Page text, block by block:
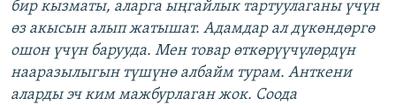
бир кызматы, аларга ыңгайлык тартуулаганы үчүн
өз акысын алып жатышат. Адамдар ал дүкөндөргө
ошон үчүн барууда. Мен товар өткөрүүчүлөрдүн
нааразылыгын түшүнө албайм турам. Анткени
аларды эч ким мажбурлаган жок. Соода